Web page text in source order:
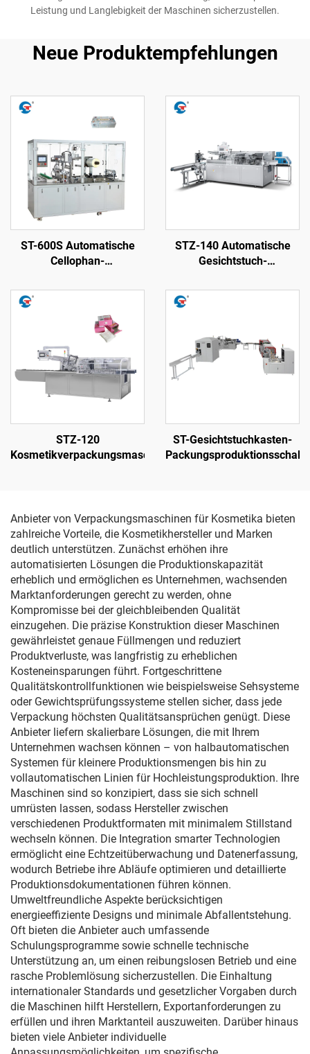
Leistung und Langlebigkeit der Maschinen sicherzustellen.
Neue Produktempfehlungen
ST-600S Automatische
Cellophan-
STZ-140 Automatische
Gesichtstuch-
versiegelnde Maschine
STZ-120
Kosmetikverpackungsmaschine
ST-Gesichtstuchkasten-
Anbieter von Verpackungsmaschinen für Kosmetika bieten
zahlreiche Vorteile, die Kosmetikhersteller und Marken
deutlich unterstützen. Zunächst erhöhen ihre
automatisierten Lösungen die Produktionskapazität
erheblich und ermöglichen es Unternehmen, wachsenden
Marktanforderungen gerecht zu werden, ohne
Kompromisse bei der gleichbleibenden Qualität
einzugehen. Die präzise Konstruktion dieser Maschinen
gewährleistet genaue Füllmengen und reduziert
Produktverluste, was langfristig zu erheblichen
Kosteneinsparungen führt. Fortgeschrittene
Qualitätskontrollfunktionen wie beispielsweise Sehsysteme
oder Gewichtsprüfungssysteme stellen sicher, dass jede
Verpackung höchsten Qualitätsansprüchen genügt. Diese
Anbieter liefern skalierbare Lösungen, die mit Ihrem
Unternehmen wachsen können – von halbautomatischen
Systemen für kleinere Produktionsmengen bis hin zu
vollautomatischen Linien für Hochleistungsproduktion. Ihre
Maschinen sind so konzipiert, dass sie sich schnell
umrüsten lassen, sodass Hersteller zwischen
verschiedenen Produktformaten mit minimalem Stillstand
wechseln können. Die Integration smarter Technologien
ermöglicht eine Echtzeitüberwachung und Datenerfassung,
wodurch Betriebe ihre Abläufe optimieren und detaillierte
Produktionsdokumentationen führen können.
Umweltfreundliche Aspekte berücksichtigen
energieeffiziente Designs und minimale Abfallentstehung.
Oft bieten die Anbieter auch umfassende
Schulungsprogramme sowie schnelle technische
Unterstützung an, um einen reibungslosen Betrieb und eine
rasche Problemlösung sicherzustellen. Die Einhaltung
internationaler Standards und gesetzlicher Vorgaben durch
die Maschinen hilft Herstellern, Exportanforderungen zu
erfüllen und ihren Marktanteil auszuweiten. Darüber hinaus
bieten viele Anbieter individuelle